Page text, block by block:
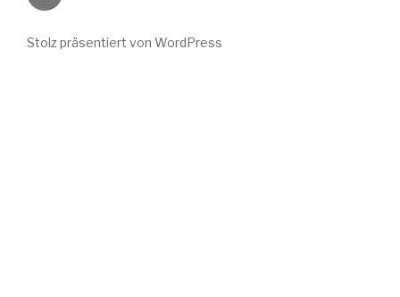
Wuchs
Instagram
Stolz präsentiert von WordPress